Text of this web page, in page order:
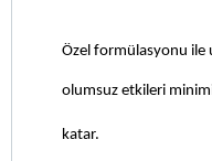
Özel formülasyonu ile
olumsuz etkileri
katar.